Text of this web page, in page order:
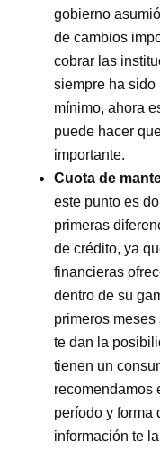
gobierno
de cambios
cobrar las
siempre ha sido
mínimo, ahora
puede hacer
importante.
Cuota de
este punto es
primeras
de crédito, ya
financieras
dentro de su
primeros
te dan la
tienen un
recomendamos
período y forma
información te